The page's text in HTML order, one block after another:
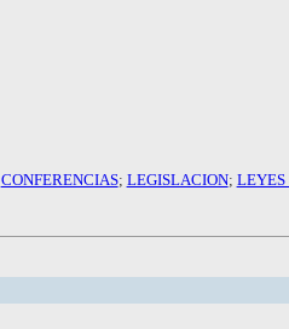
CONFERENCIAS; LEGISLACION; LEYES